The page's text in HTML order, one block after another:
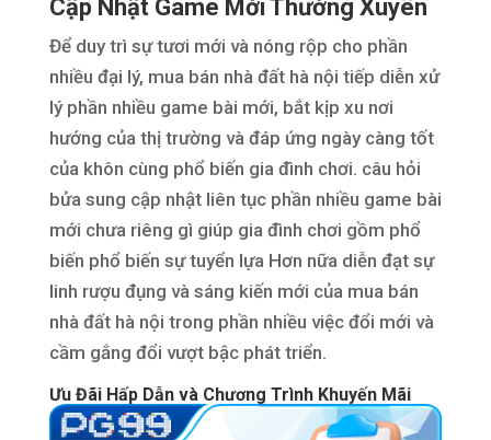
Cập Nhật Game Mới Thường Xuyên
Để duy trì sự tươi mới và nóng rộp cho phần
nhiều đại lý, mua bán nhà đất hà nội tiếp diễn xử
lý phần nhiều game bài mới, bắt kịp xu nơi
hướng của thị trường và đáp ứng ngày càng tốt
của khôn cùng phổ biến gia đình chơi. câu hỏi
bửa sung cập nhật liên tục phần nhiều game bài
mới chưa riêng gì giúp gia đình chơi gồm phổ
biến phổ biến sự tuyển lựa Hơn nữa diễn đạt sự
linh rượu đụng và sáng kiến mới của mua bán
nhà đất hà nội trong phần nhiều việc đổi mới và
cầm gắng đổi vượt bậc phát triển.
Ưu Đãi Hấp Dẫn và Chương Trình Khuyến Mãi